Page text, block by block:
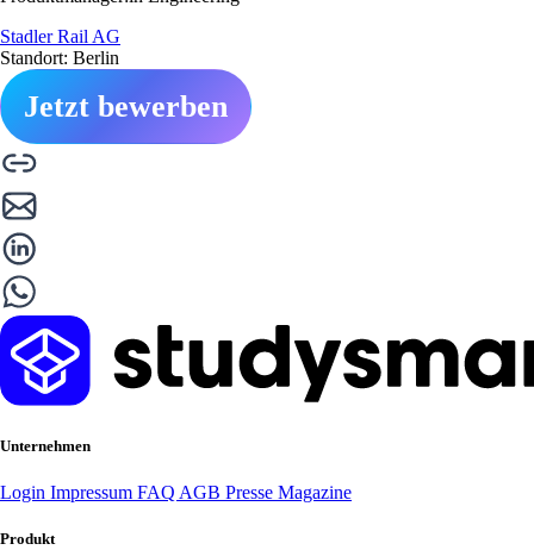
Stadler Rail AG
Standort: Berlin
Jetzt bewerben
Unternehmen
Login Impressum FAQ AGB Presse Magazine
Produkt